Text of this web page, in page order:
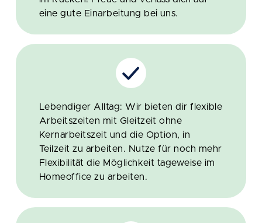
eine gute Einarbeitung bei uns.
Lebendiger Alltag: Wir bieten dir flexible
Arbeitszeiten mit Gleitzeit ohne
Kernarbeitszeit und die Option, in
Teilzeit zu arbeiten. Nutze für noch mehr
Flexibilität die Möglichkeit tageweise im
Homeoffice zu arbeiten.